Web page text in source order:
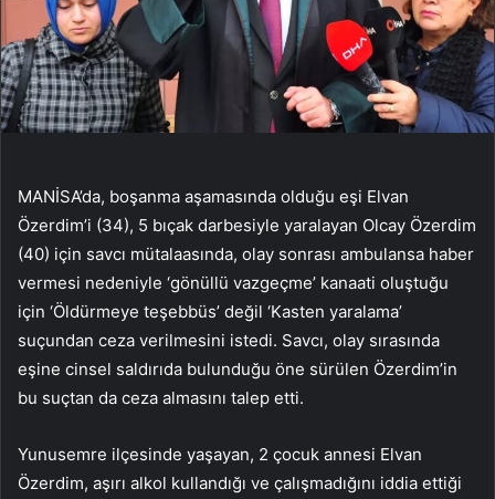
MANİSA’da, boşanma aşamasında olduğu eşi Elvan
Özerdim’i (34), 5 bıçak darbesiyle yaralayan Olcay Özerdim
(40) için savcı mütalaasında, olay sonrası ambulansa haber
vermesi nedeniyle ‘gönüllü vazgeçme’ kanaati oluştuğu
için ‘Öldürmeye teşebbüs’ değil ‘Kasten yaralama’
suçundan ceza verilmesini istedi. Savcı, olay sırasında
eşine cinsel saldırıda bulunduğu öne sürülen Özerdim’in
bu suçtan da ceza almasını talep etti.
Yunusemre ilçesinde yaşayan, 2 çocuk annesi Elvan
Özerdim, aşırı alkol kullandığı ve çalışmadığını iddia ettiği